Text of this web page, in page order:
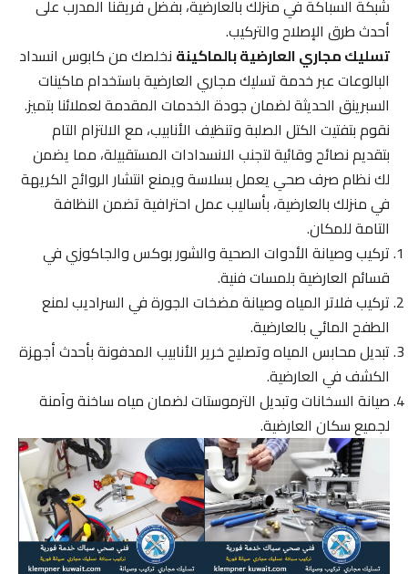
شبكة السباكة في منزلك بالعارضية، بفضل فريقنا المدرب على
أحدث طرق الإصلاح والتركيب.
تسليك مجاري العارضية بالماكينةنخلصك من كابوس انسداد
البالوعات عبر خدمة تسليك مجاري العارضية باستخدام ماكينات
السبرينق الحديثة لضمان جودة الخدمات المقدمة لعملائنا بتميز.
نقوم بتفتيت الكتل الصلبة وتنظيف الأنابيب، مع الالتزام التام
بتقديم نصائح وقائية لتجنب الانسدادات المستقبيلة، مما يضمن
لك نظام صرف صحي يعمل بسلاسة ويمنع انتشار الروائح الكريهة
في منزلك بالعارضية، بأساليب عمل احترافية تضمن النظافة
التامة للمكان.
تركيب وصيانة الأدوات الصحية والشور بوكس والجاكوزي في
قسائم العارضية بلمسات فنية.
تركيب فلاتر المياه وصيانة مضخات الجورة في السراديب لمنع
الطفح المائي بالعارضية.
تبديل محابس المياه وتصليح خرير الأنابيب المدفونة بأحدث أجهزة
الكشف في العارضية.
صيانة السخانات وتبديل الترموستات لضمان مياه ساخنة وآمنة
لجميع سكان العارضية.